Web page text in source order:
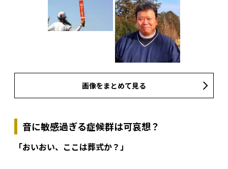
画像をまとめて見る
音に敏感過ぎる症候群は可哀想？
「おいおい、ここは葬式か？」